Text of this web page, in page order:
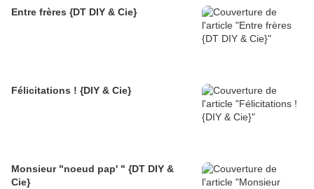
Entre frères {DT DIY & Cie}
Félicitations ! {DIY & Cie}
Monsieur "noeud pap' " {DT DIY &
Cie}